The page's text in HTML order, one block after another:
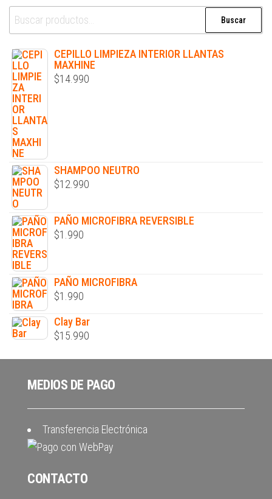
Buscar
CEPILLO LIMPIEZA INTERIOR LLANTAS
MAXHINE
$14.990
SHAMPOO NEUTRO
$12.990
PAÑO MICROFIBRA REVERSIBLE
$1.990
PAÑO MICROFIBRA
$1.990
Clay Bar
$15.990
MEDIOS DE PAGO
Transferencia Electrónica
CONTACTO